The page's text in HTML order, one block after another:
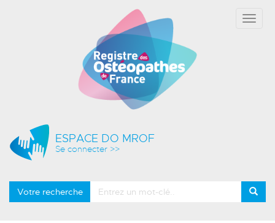
ESPACE DO MROF
Se connecter >>
Votre recherche